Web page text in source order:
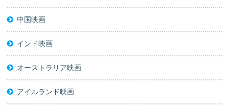
中国映画
インド映画
オーストラリア映画
アイルランド映画